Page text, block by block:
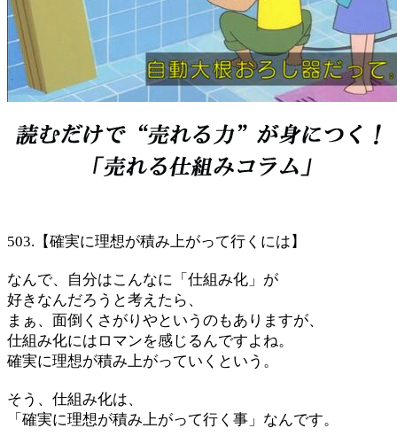
503.【確実に理想が積み上がって行くには】
なんで、自分はこんなに「仕組み化」が
好きなんだろうと考えたら、
まぁ、面倒くさがりやというのもありますが、
仕組み化にはロマンを感じるんですよね。
確実に理想が積み上がっていくという。
そう、仕組み化は、
「確実に理想が積み上がって行く事」なんです。